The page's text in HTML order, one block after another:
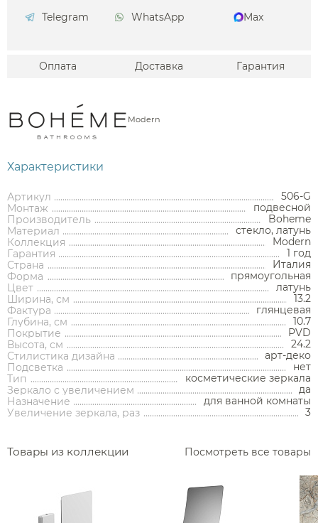
Каталог
Душевые ограждения
Аксессуары
Держатели туалетной бумаги
Дозаторы
Ершики
Полотенцедержатели
Полки для полотенец
Косметические зеркала
Мебель для ванной комнаты
Гарнитуры
Тумбы под раковину
Смесители для раковины встраиваемые
Смесители для раковины высокие
Раковины чаши
Инсталляции
Душевые ограждения
Душ
Смесители встраиваемые для душа и ванны
Смесители накладные для душа и ванны
Душевые стойки
Гигиенические души
Душевые гарнитуры
Мойки и аксессуары
Кухонные мойки
Дозаторы
Трапы линейные
Telegram
WhatsApp Max
Оплата Доставка Гарантия
Modern
Характеристики
Артикул
506-G
Монтаж
подвесной
Производитель
Boheme
Материал
стекло, латунь
Коллекция
Modern
Гарантия
1 год
Страна
Италия
Форма
прямоугольная
Цвет
латунь
Ширина, см
13.2
Фактура
глянцевая
Глубина, см
10.7
Покрытие
PVD
Высота, см
24.2
Стилистика дизайна
арт-деко
Подсветка
нет
Тип
косметические зеркала
Зеркало с увеличением
да
Назначение
для ванной комнаты
Увеличение зеркала, раз
3
Товары из коллекции Посмотреть все товары